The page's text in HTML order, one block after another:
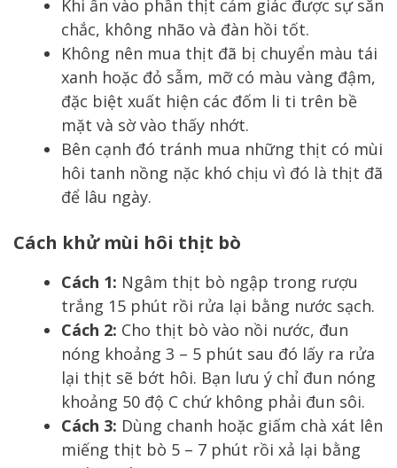
Khi ấn vào phần thịt cảm giác được sự săn
chắc, không nhão và đàn hồi tốt.
Không nên mua thịt đã bị chuyển màu tái
xanh hoặc đỏ sẫm, mỡ có màu vàng đậm,
đặc biệt xuất hiện các đốm li ti trên bề
mặt và sờ vào thấy nhớt.
Bên cạnh đó tránh mua những thịt có mùi
hôi tanh nồng nặc khó chịu vì đó là thịt đã
để lâu ngày.
Cách khử mùi hôi thịt bò
Cách 1: Ngâm thịt bò ngập trong rượu
trắng 15 phút rồi rửa lại bằng nước sạch.
Cách 2: Cho thịt bò vào nồi nước, đun
nóng khoảng 3 – 5 phút sau đó lấy ra rửa
lại thịt sẽ bớt hôi. Bạn lưu ý chỉ đun nóng
khoảng 50 độ C chứ không phải đun sôi.
Cách 3: Dùng chanh hoặc giấm chà xát lên
miếng thịt bò 5 – 7 phút rồi xả lại bằng